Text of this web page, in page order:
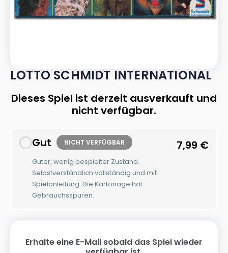
LOTTO SCHMIDT INTERNATIONAL
Dieses Spiel ist derzeit ausverkauft und
nicht verfügbar.
Gut NICHT VERFÜGBAR
Guter, wenig bespielter Zustand.
Selbstverständlich vollständig und mit
Spielanleitung. Die Kartonage hat
Gebrauchsspuren.
7,99 €
Erhalte eine E-Mail sobald das Spiel wieder